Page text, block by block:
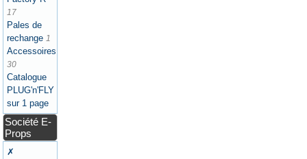
17
Pales de
rechange 1
Accessoires
30
Catalogue
PLUG'n'FLY
sur 1 page
Société E-
Props
✗